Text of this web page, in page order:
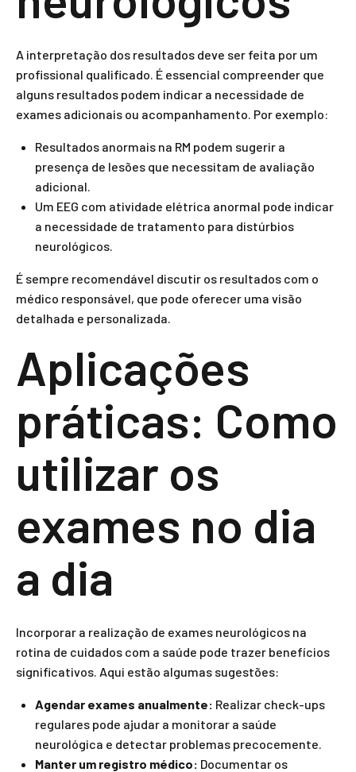
A interpretação dos resultados deve ser feita por um
profissional qualificado. É essencial compreender que
alguns resultados podem indicar a necessidade de
exames adicionais ou acompanhamento. Por exemplo:
Resultados anormais na RM podem sugerir a
presença de lesões que necessitam de avaliação
adicional.
Um EEG com atividade elétrica anormal pode indicar
a necessidade de tratamento para distúrbios
neurológicos.
É sempre recomendável discutir os resultados com o
médico responsável, que pode oferecer uma visão
detalhada e personalizada.
Aplicações
práticas: Como
utilizar os
exames no dia
a dia
Incorporar a realização de exames neurológicos na
rotina de cuidados com a saúde pode trazer benefícios
significativos. Aqui estão algumas sugestões:
Agendar exames anualmente: Realizar check-ups
regulares pode ajudar a monitorar a saúde
neurológica e detectar problemas precocemente.
Manter um registro médico: Documentar os